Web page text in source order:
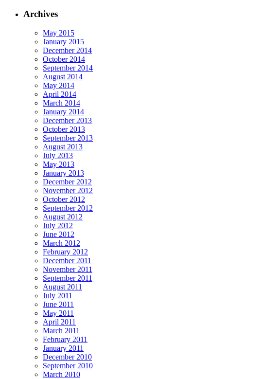
Archives
May 2015
January 2015
December 2014
October 2014
September 2014
August 2014
May 2014
April 2014
March 2014
January 2014
December 2013
October 2013
September 2013
August 2013
July 2013
May 2013
January 2013
December 2012
November 2012
October 2012
September 2012
August 2012
July 2012
June 2012
March 2012
February 2012
December 2011
November 2011
September 2011
August 2011
July 2011
June 2011
May 2011
April 2011
March 2011
February 2011
January 2011
December 2010
September 2010
March 2010